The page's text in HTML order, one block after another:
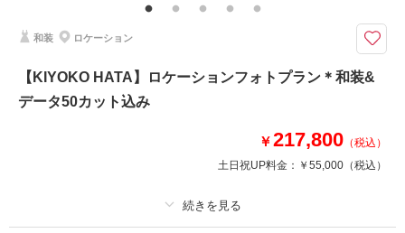
正座ショットや縁側で寄り添う自然なショットなど、和の趣を感じる多彩な
シーンが撮影できます。
和装 ロケーション
【KIYOKO HATA】ロケーションフォトプラン＊和装&
データ50カット込み
￥217,800 （税込）
土日祝UP料金： ￥55,000 （税込）